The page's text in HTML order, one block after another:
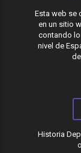
Esta web se
en un sitio
contando
nivel de
Historia